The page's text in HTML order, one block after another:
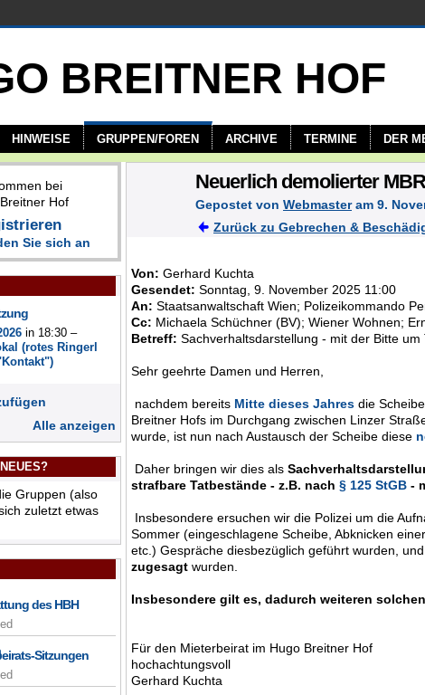
HINWEISE GRUPPEN/FOREN ARCHIVE TERMINE DER
bei
Hof
Sie sich an
in 18:30 –
(rotes Ringerl
Alle anzeigen
Gruppen (also
zuletzt etwas
des HBH
Sitzungen
Neuerlich demolierter
Gepostet von Webmasteram 9.
Zurück zu Gebrechen &
Von: Gerhard Kuchta
Gesendet: Sonntag, 9. November 2025 11:00
An: Staatsanwaltschaft Wien; Polizeikommando
Cc: Michaela Schüchner (BV); Wiener Wohnen;
Betreff: Sachverhaltsdarstellung - mit der Bitte um
Sehr geehrte Damen und Herren,
nachdem bereits Mitte dieses Jahres die
Breitner Hofs im Durchgang zwischen Linzer
wurde, ist nun nach Austausch der Scheibe diese
Daher bringen wir dies als
strafbare Tatbestände - z.B. nach § 125 StGB -
Insbesondere ersuchen wir die Polizei um die
Sommer (eingeschlagene Scheibe, Abknicken
etc.) Gespräche diesbezüglich geführt wurden,
zugesagt wurden.
Insbesondere gilt es, dadurch weiteren
Für den Mieterbeirat im Hugo Breitner Hof
hochachtungsvoll
Gerhard Kuchta